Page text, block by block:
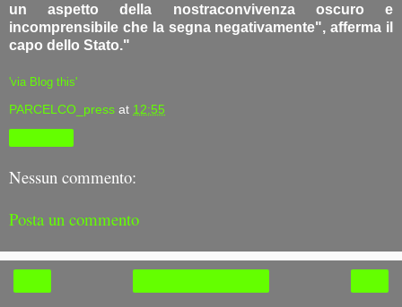
un aspetto della nostraconvivenza oscuro e
incomprensibile che la segna negativamente", afferma il
capo dello Stato."
'via Blog this'
PARCELCO_press at 12:55
Nessun commento:
Posta un commento